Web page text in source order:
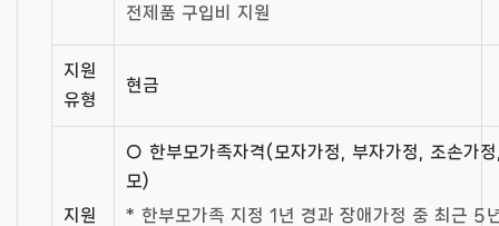
전제품 구입비 지원
지원
유형
현금
지원
○ 한부모가족자격(모자가정, 부자가정, 조손가
모)
* 한부모가족 지정 1년 경과 장애가정 중 최근 5